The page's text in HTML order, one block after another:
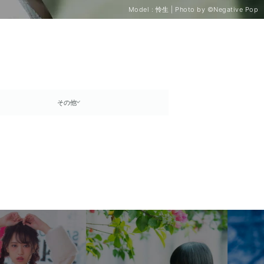
Model : 怜生 | Photo by ©Negative Pop
その他